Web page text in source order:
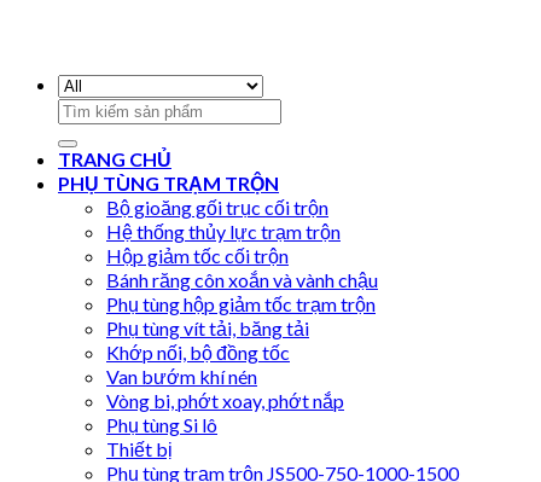
Search
for:
TRANG CHỦ
PHỤ TÙNG TRẠM TRỘN
Bộ gioăng gối trục cối trộn
Hệ thống thủy lực trạm trộn
Hộp giảm tốc cối trộn
Bánh răng côn xoắn và vành chậu
Phụ tùng hộp giảm tốc trạm trộn
Phụ tùng vít tải, băng tải
Khớp nối, bộ đồng tốc
Van bướm khí nén
Vòng bi, phớt xoay, phớt nắp
Phụ tùng Si lô
Thiết bị
Phụ tùng trạm trộn JS500-750-1000-1500